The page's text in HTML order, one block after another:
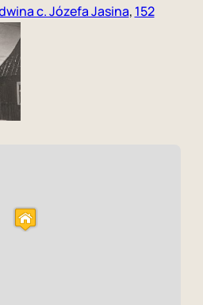
c. Józefa Jasina, 152